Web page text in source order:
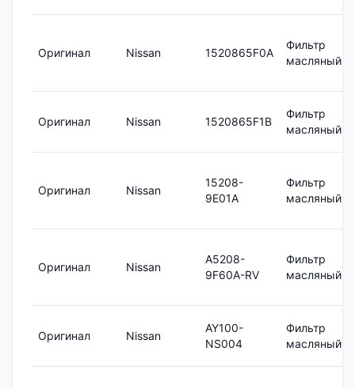
Оригинал Nissan 1520865F0A
Фильтр
масляный
Оригинал Nissan 1520865F1B
Фильтр
масляный
Оригинал Nissan
15208-
9E01A
Фильтр
масляный
Оригинал Nissan
A5208-
9F60A-RV
Фильтр
масляный
Оригинал Nissan
AY100-
NS004
Фильтр
масляный